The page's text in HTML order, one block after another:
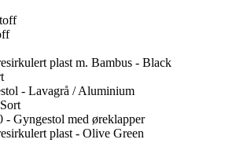
plast m. Bambus - Black
- Lavagrå / Aluminium
Gyngestol med øreklapper
plast - Olive Green